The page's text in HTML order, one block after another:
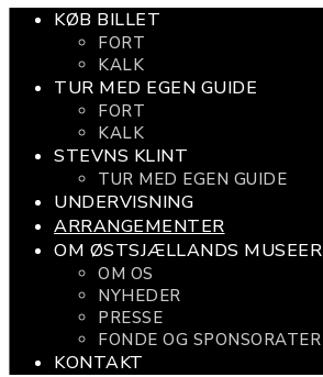
KØB BILLET
FORT
KALK
TUR MED EGEN GUIDE
FORT
KALK
STEVNS KLINT
TUR MED EGEN GUIDE
UNDERVISNING
ARRANGEMENTER
OM ØSTSJÆLLANDS MUSEER
OM OS
NYHEDER
PRESSE
FONDE OG SPONSORATER
KONTAKT